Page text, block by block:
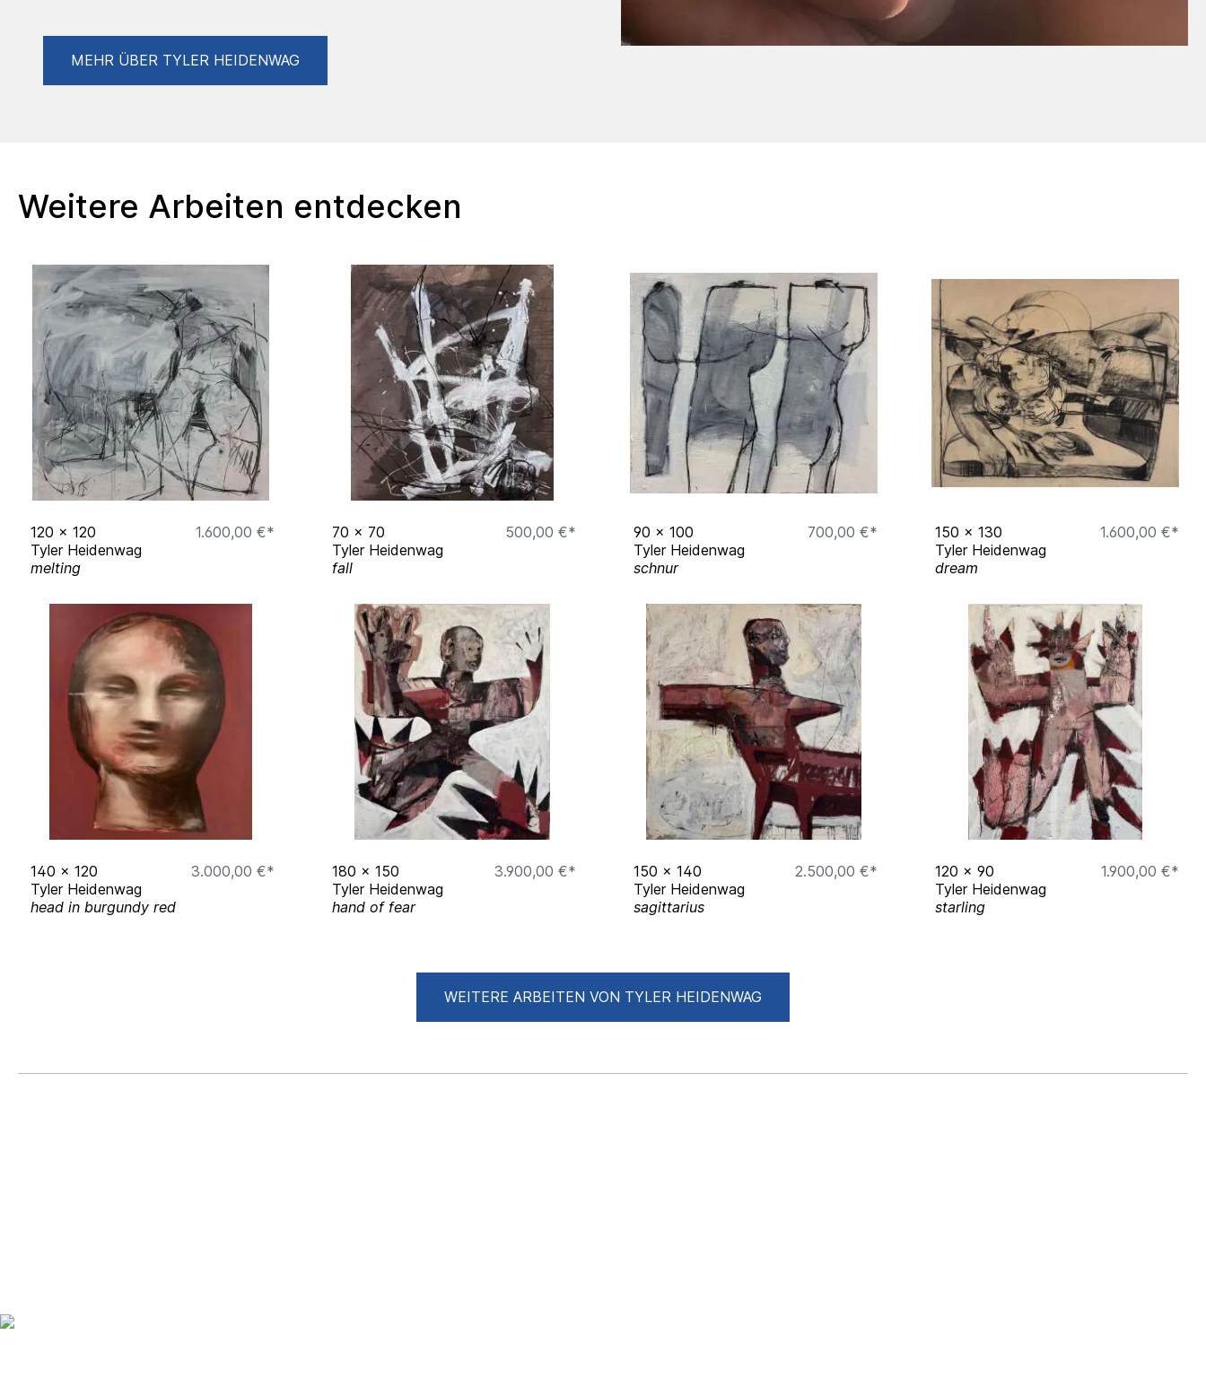
Freibug / Mainz
Akademie der Bildenden Künste
geb. Melbourne, Australien
1994
MEHR ÜBER TYLER HEIDENWAG
Weitere Arbeiten entdecken
120 x 120
1.600,00 €*
Tyler Heidenwag
melting
70 x 70
500,00 €*
Tyler Heidenwag
fall
90 x 100
700,00 €*
Tyler Heidenwag
schnur
150 x 130
1.600,00 €*
Tyler Heidenwag
dream
140 x 120
3.000,00 €*
Tyler Heidenwag
head in burgundy red
180 x 150
3.900,00 €*
Tyler Heidenwag
hand of fear
150 x 140
2.500,00 €*
Tyler Heidenwag
sagittarius
120 x 90
1.900,00 €*
Tyler Heidenwag
starling
WEITERE ARBEITEN VON TYLER HEIDENWAG